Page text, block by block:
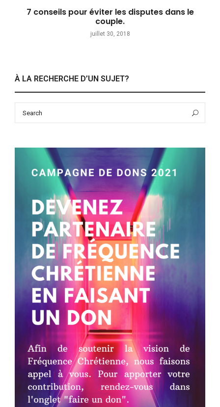
7 conseils pour éviter les disputes dans le
couple.
juillet 30, 2018
À LA RECHERCHE D’UN SUJET?